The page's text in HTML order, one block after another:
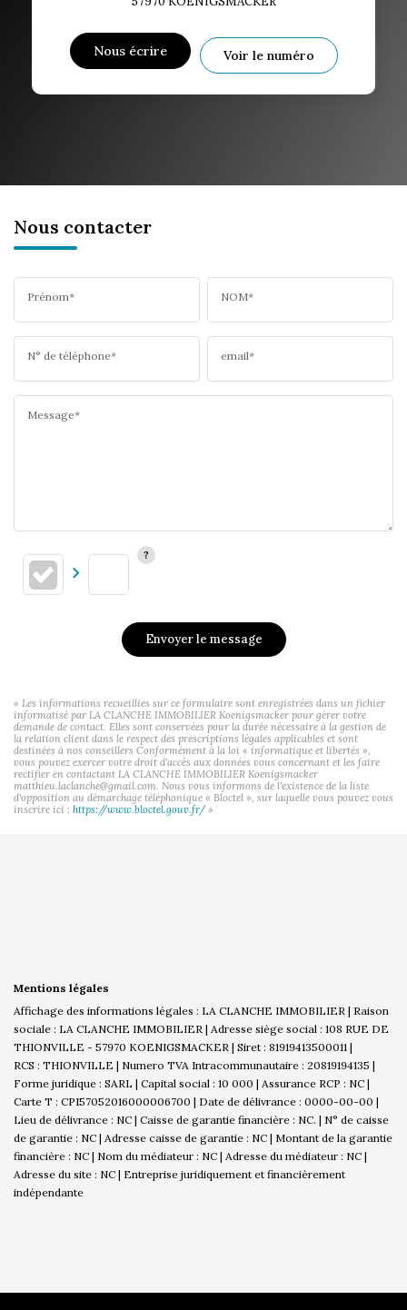
Nous écrire Voir le numéro
Nous contacter
Prénom* NOM*
N° de téléphone* email*
Message*
Envoyer le message
« Les informations recueillies sur ce formulaire sont enregistrées dans un fichier
informatisé par LA CLANCHE IMMOBILIER Koenigsmacker pour gérer votre
demande de contact. Elles sont conservées pour la durée nécessaire à la gestion de
la relation client dans le respect des prescriptions légales applicables et sont
destinées à nos conseillers Conformément à la loi « informatique et libertés »,
vous pouvez exercer votre droit d'accès aux données vous concernant et les faire
rectifier en contactant LA CLANCHE IMMOBILIER Koenigsmacker
matthieu.laclanche@gmail.com. Nous vous informons de l'existence de la liste
d'opposition au démarchage téléphonique « Bloctel », sur laquelle vous pouvez vous
inscrire ici : https://www.bloctel.gouv.fr/»
Mentions légales
Affichage des informations légales : LA CLANCHE IMMOBILIER | Raison
sociale : LA CLANCHE IMMOBILIER | Adresse siège social : 108 RUE DE
THIONVILLE - 57970 KOENIGSMACKER | Siret : 81919413500011 |
RCS : THIONVILLE | Numero TVA Intracommunautaire : 20819194135 |
Forme juridique : SARL | Capital social : 10 000 | Assurance RCP : NC |
Carte T : CPI57052016000006700 | Date de délivrance : 0000-00-00 |
Lieu de délivrance : NC | Caisse de garantie financière : NC. | N° de caisse
de garantie : NC | Adresse caisse de garantie : NC | Montant de la garantie
financière : NC | Nom du médiateur : NC | Adresse du médiateur : NC |
Adresse du site : NC | Entreprise juridiquement et financièrement
indépendante